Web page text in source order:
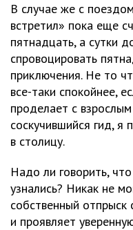
В случае же с
встретил» пока еще
пятнадцать, а сутки
спровоцировать
приключения. Не то
все-таки спокойнее,
проделает с
соскучившийся гид, я
в столицу.
Надо ли говорить,
узнались? Никак не
собственный
и проявляет